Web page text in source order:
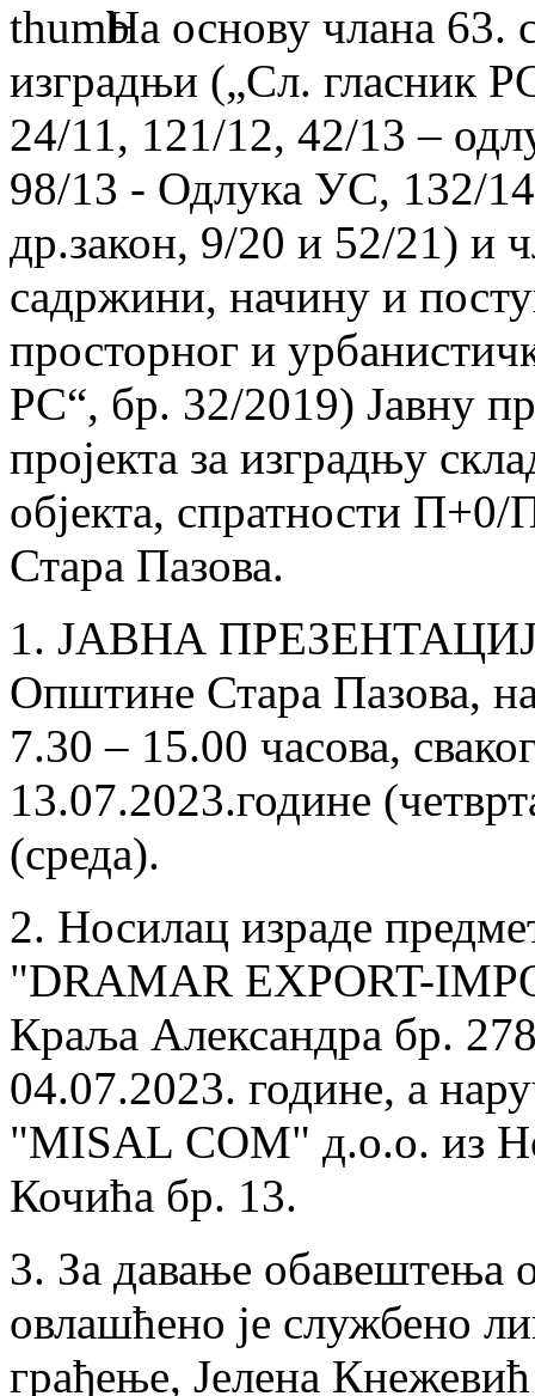
На основу члана 63.
изградњи („Сл. гласник
24/11, 121/12, 42/13 –
98/13 - Одлука УС, 132/
др.закон, 9/20 и 52/21) и
садржини, начину и
просторног и
РС“, бр. 32/2019) Јавну
пројекта за изградњу
објекта, спратности
Стара Пазова.
1. ЈАВНА ПРЕЗЕНТАЦИЈА
Oпштине Стара Пазова,
7.30 – 15.00 часова,
13.07.2023.године
(среда).
2. Носилац израде
"DRAMAR EXPORT-
Краља Александра бр.
04.07.2023. године, а
"MISAL COM" д.о.о. из
Кочића бр. 13.
3. За давање обавештења
овлашћено је службено
грађење, Јелена